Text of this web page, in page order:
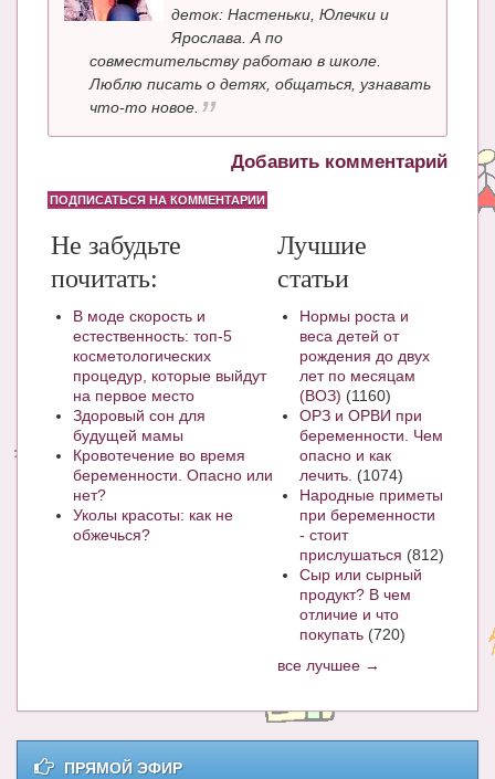
деток: Настеньки, Юлечки и
Ярослава. А по
совместительству работаю в школе.
Люблю писать о детях, общаться, узнавать
что-то новое.
Добавить комментарий
ПОДПИСАТЬСЯ НА КОММЕНТАРИИ
Не забудьте
почитать:
В моде скорость и
естественность: топ-5
косметологических
процедур, которые выйдут
на первое место
Здоровый сон для
будущей мамы
Кровотечение во время
беременности. Опасно или
нет?
Уколы красоты: как не
обжечься?
Лучшие
статьи
Нормы роста и
веса детей от
рождения до двух
лет по месяцам
(ВОЗ) (1160)
ОРЗ и ОРВИ при
беременности. Чем
опасно и как
лечить. (1074)
Народные приметы
при беременности
- стоит
прислушаться (812)
Сыр или сырный
продукт? В чем
отличие и что
покупать (720)
все лучшее →
ПРЯМОЙ ЭФИР